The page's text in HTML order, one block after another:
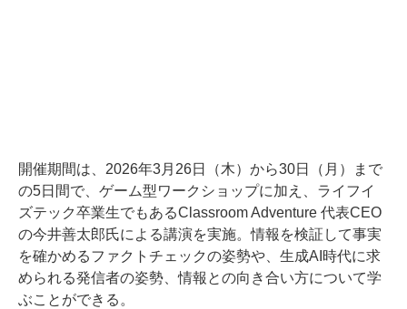
開催期間は、2026年3月26日（木）から30日（月）まで
の5日間で、ゲーム型ワークショップに加え、ライフイ
ズテック卒業生でもあるClassroom Adventure 代表CEO
の今井善太郎氏による講演を実施。情報を検証して事実
を確かめるファクトチェックの姿勢や、生成AI時代に求
められる発信者の姿勢、情報との向き合い方について学
ぶことができる。